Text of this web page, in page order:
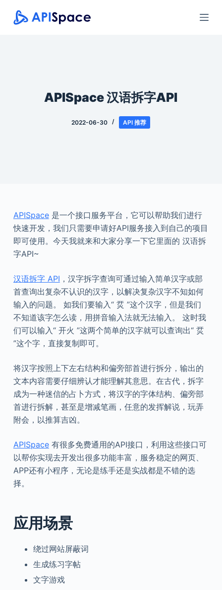
跳
过
APISpace 汉语拆字API
2022-06-30 API 推荐
APISpace是一个接口服务平台，它可以帮助我们进行
快速开发，我们只需要申请好API服务接入到自己的项目
即可使用。今天我就来和大家分享一下它里面的 汉语拆
字API~
汉语拆字 API ，汉字拆字查询可通过输入简单汉字或部
首查询出复杂不认识的汉字，以解决复杂汉字不知如何
输入的问题。 如我们要输入“ 烎 ”这个汉字，但是我们
不知道该字怎么读，用拼音输入法就无法输入。 这时我
们可以输入“ 开火 ”这两个简单的汉字就可以查询出“ 烎
”这个字，直接复制即可。
将汉字按照上下左右结构和偏旁部首进行拆分，输出的
文本内容需要仔细辨认才能理解其意思。在古代，拆字
成为一种迷信的占卜方式，将汉字的字体结构、偏旁部
首进行拆解，甚至是增减笔画，任意的发挥解说，玩弄
附会，以推算吉凶。
APISpace有很多免费通用的API接口，利用这些接口可
以帮你实现去开发出很多功能丰富，服务稳定的网页、
APP还有小程序，无论是练手还是实战都是不错的选
择。
应用场景
绕过网站屏蔽词
生成练习字帖
文字游戏